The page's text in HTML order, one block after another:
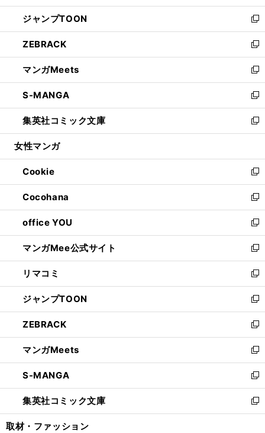
開
く
ウ
で
開
く
ン
ド
ウ
で
開
く
ウ
ィ
ン
ド
ウ
で
開
く
し
い
ウ
ィ
ン
ド
ウ
で
開
く
ジャンプTOON
新
し
い
ウ
ィ
ン
ド
ウ
で
開
ZEBRACK
新
し
い
ウ
ィ
ン
ド
ウ
開
く
マンガMeets
新
し
い
ウ
ィ
ン
ウ
で
開
く
S-MANGA
新
し
い
ウ
ン
ド
ウ
で
開
く
集英社コミック文庫
新
し
ウ
ィ
ン
ド
ウ
で
開
く
女性マンガ
Cookie
新
し
い
ウ
ィ
ン
ド
ウ
で
開
く
Cocohana
新
し
い
ウ
ィ
ン
ド
ウ
で
開
く
office YOU
新
し
い
ウ
ィ
ン
ド
ウ
で
開
く
マンガMee公式サイト
新
し
い
ウ
ィ
ン
ド
ウ
で
開
く
リマコミ
新
し
い
ウ
ィ
ン
ド
ウ
で
開
く
ジャンプTOON
新
し
い
ウ
ィ
ン
ド
ウ
で
開
ZEBRACK
新
し
い
ウ
ィ
ン
ド
ウ
マンガMeets
新
し
い
ウ
ィ
ン
S-MANGA
新
し
い
ウ
集英社コミック文庫
新
し
取材・ファッション